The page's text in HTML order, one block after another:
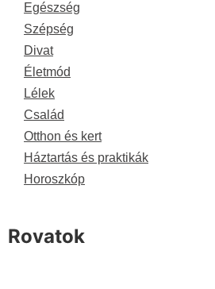
Egészség
Szépség
Divat
Életmód
Lélek
Család
Otthon és kert
Háztartás és praktikák
Horoszkóp
Rovatok